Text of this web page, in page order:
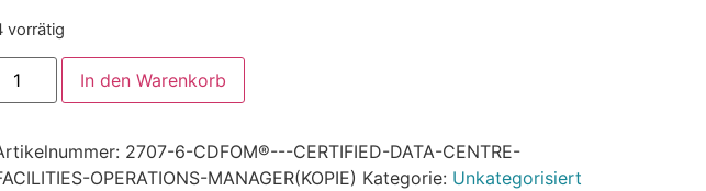
vorrätig
In den Warenkorb
2707-6-CDFOM®---CERTIFIED-DATA-CENTRE-
OPERATIONS-MANAGER(KOPIE) Kategorie: Unkategorisiert